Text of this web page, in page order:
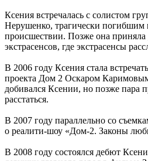
Ксения встречалась с солистом
Нерушенко, трагически
происшествии. Позже она приняла
экстрасенсов, где экстрасенсы
В 2006 году Ксения стала
проекта Дом 2 Оскаром
добивался Ксении, но позже пара
расстаться.
В 2007 году параллельно со
о реалити-шоу «Дом-2. Законы
В 2008 году состоялся дебют